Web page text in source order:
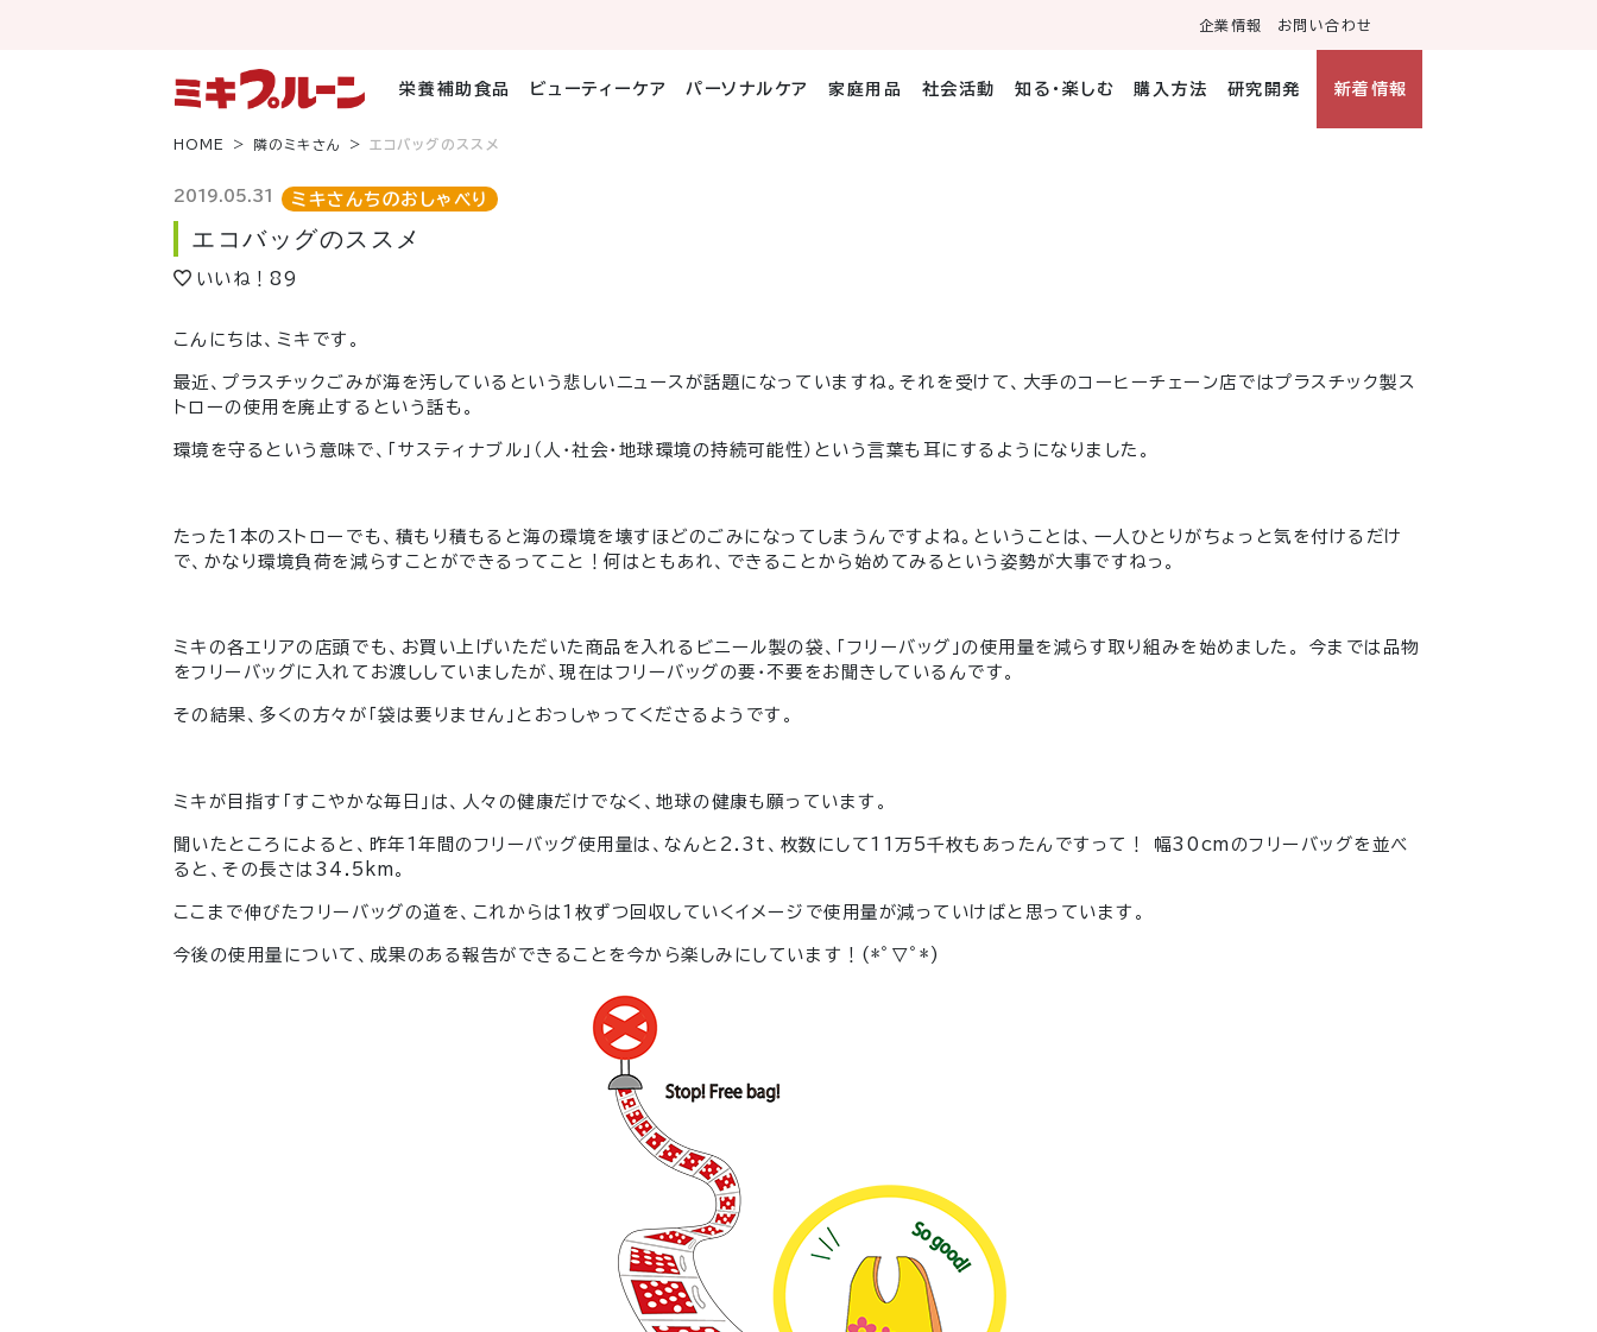
企業情報 お問い合わせ
栄養補助食品 ビューティーケア パーソナルケア 家庭用品 社会活動 知る・楽しむ 購入方法 研究開発 新着情報
HOME 隣のミキさん エコバッグのススメ
2019.05.31 ミキさんちのおしゃべり
エコバッグのススメ
いいね！ 89
こんにちは、ミキです。
最近、プラスチックごみが海を汚しているという悲しいニュースが話題になっていますね。それを受けて、大手のコーヒーチェーン店ではプラスチック製ス
トローの使用を廃止するという話も。
環境を守るという意味で、「サスティナブル」（人・社会・地球環境の持続可能性）という言葉も耳にするようになりました。
たった1本のストローでも、積もり積もると海の環境を壊すほどのごみになってしまうんですよね。ということは、一人ひとりがちょっと気を付けるだけ
で、かなり環境負荷を減らすことができるってこと！何はともあれ、できることから始めてみるという姿勢が大事ですねっ。
ミキの各エリアの店頭でも、お買い上げいただいた商品を入れるビニール製の袋、「フリーバッグ」の使用量を減らす取り組みを始めました。 今までは品物
をフリーバッグに入れてお渡ししていましたが、現在はフリーバッグの要・不要をお聞きしているんです。
その結果、多くの方々が「袋は要りません」とおっしゃってくださるようです。
ミキが目指す「すこやかな毎日」は、人々の健康だけでなく、地球の健康も願っています。
聞いたところによると、昨年1年間のフリーバッグ使用量は、なんと2.3t、枚数にして11万5千枚もあったんですって！ 幅30cmのフリーバッグを並べ
ると、その長さは34.5km。
ここまで伸びたフリーバッグの道を、これからは1枚ずつ回収していくイメージで使用量が減っていけばと思っています。
今後の使用量について、成果のある報告ができることを今から楽しみにしています！(*ﾟ▽ﾟ*)